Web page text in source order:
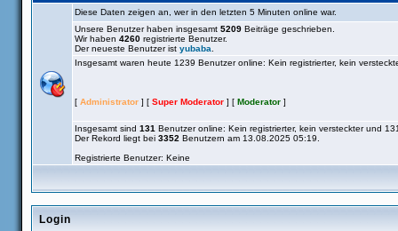
Diese Daten zeigen an, wer in den letzten 5 Minuten online war.
Unsere Benutzer haben insgesamt 5209 Beiträge geschrieben.
Wir haben 4260 registrierte Benutzer.
Der neueste Benutzer ist yubaba
Insgesamt waren heute 1239 Benutzer online: Kein registrierter, kein
[ Administrator ] [ Super Moderator ] [ Moderator ]
Insgesamt sind 131 Benutzer online: Kein registrierter, kein versteckter und
Der Rekord liegt bei 3352 Benutzern am 13.08.2025 05:19.
Registrierte Benutzer: Keine
Login